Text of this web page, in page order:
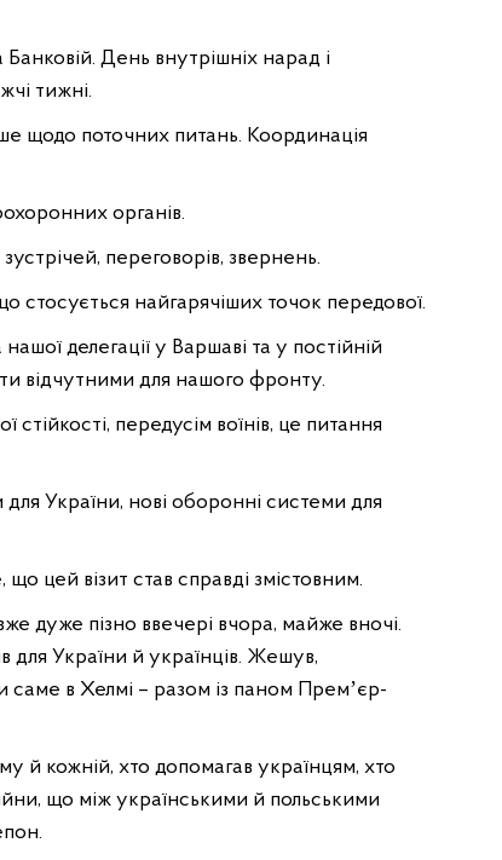
Банковій. День внутрішніх нарад і
тижні.
щодо поточних питань. Координація
органів.
переговорів, звернень.
стосується найгарячіших точок передової.
делегації у Варшаві та у постійній
відчутними для нашого фронту.
передусім воїнів, це питання
України, нові оборонні системи для
цей візит став справді змістовним.
дуже пізно ввечері вчора, майже вночі.
для України й українців. Жешув,
в Хелмі – разом із паном Премʼєр-
й кожній, хто допомагав українцям, хто
що між українськими й польськими